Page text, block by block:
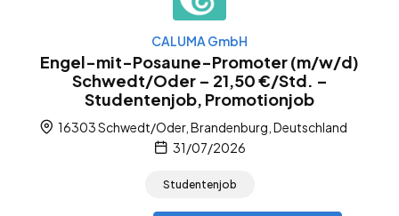
CALUMA GmbH
Engel-mit-Posaune-Promoter (m/w/d)
Schwedt/Oder – 21,50 €/Std. –
Studentenjob, Promotionjob
16303 Schwedt/Oder, Brandenburg, Deutschland
31/07/2026
Studentenjob